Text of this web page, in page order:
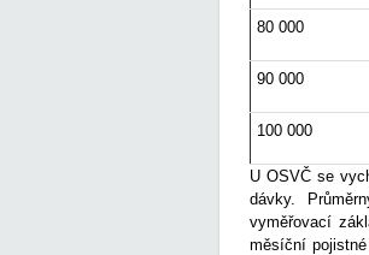
80 000
90 000
100 000
U OSVČ se
dávky.
vyměřovací
měsíční